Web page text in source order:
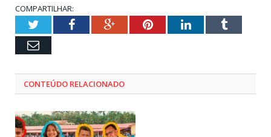
COMPARTILHAR:
TwitterFacebookGoogle+PinterestLinkedInTumblr
Email
CONTEÚDO RELACIONADO